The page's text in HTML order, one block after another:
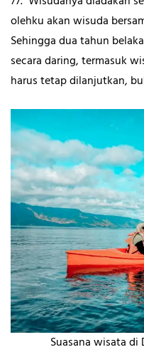
olehku akan wisuda
Sehingga dua tahun
secara daring, termasuk
harus tetap dilanjutkan,
Suasana wisata